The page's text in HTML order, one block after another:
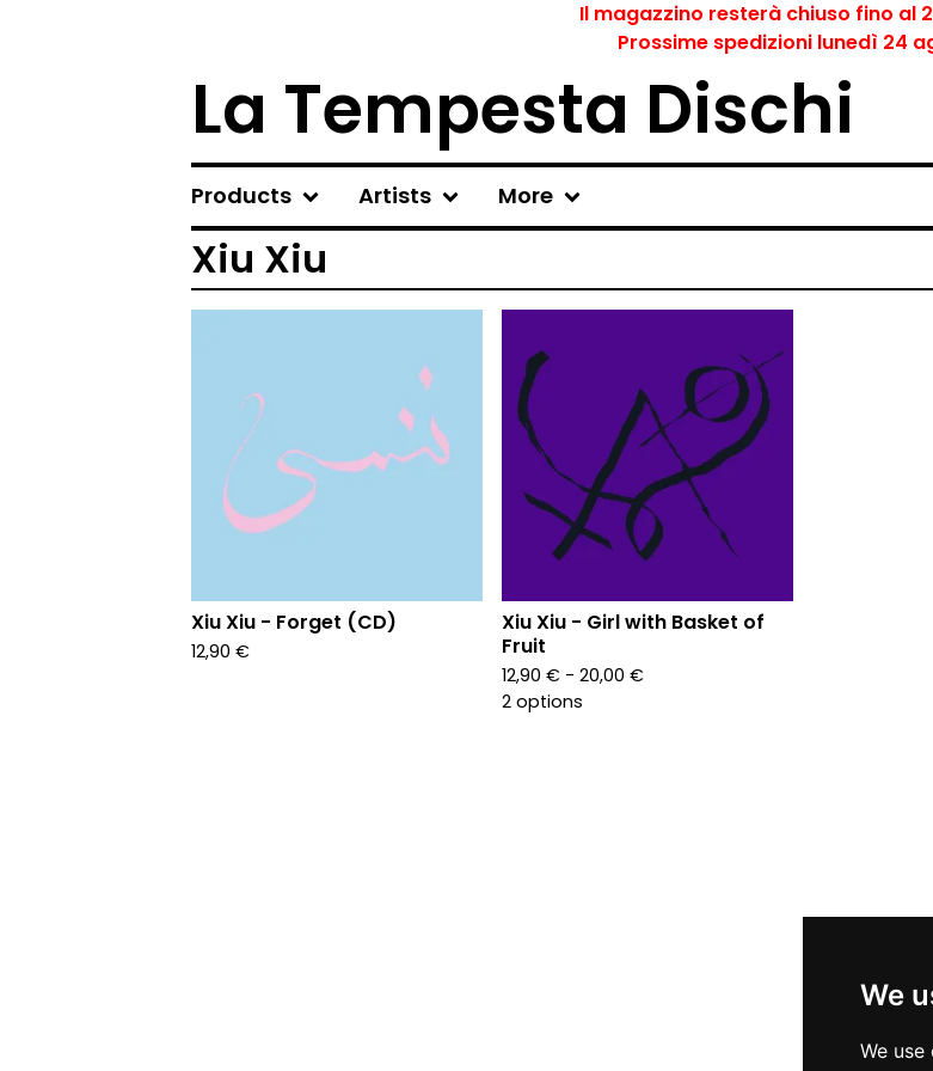
We
We
Il magazzino resterà chiuso fino al
Prossime spedizioni lunedì 24
La Tempesta Dischi
Products Artists More
Xiu Xiu
Xiu Xiu - Forget (CD)
12,90 €
Xiu Xiu - Girl with Basket of
Fruit
12,90 € - 20,00 €
2 options